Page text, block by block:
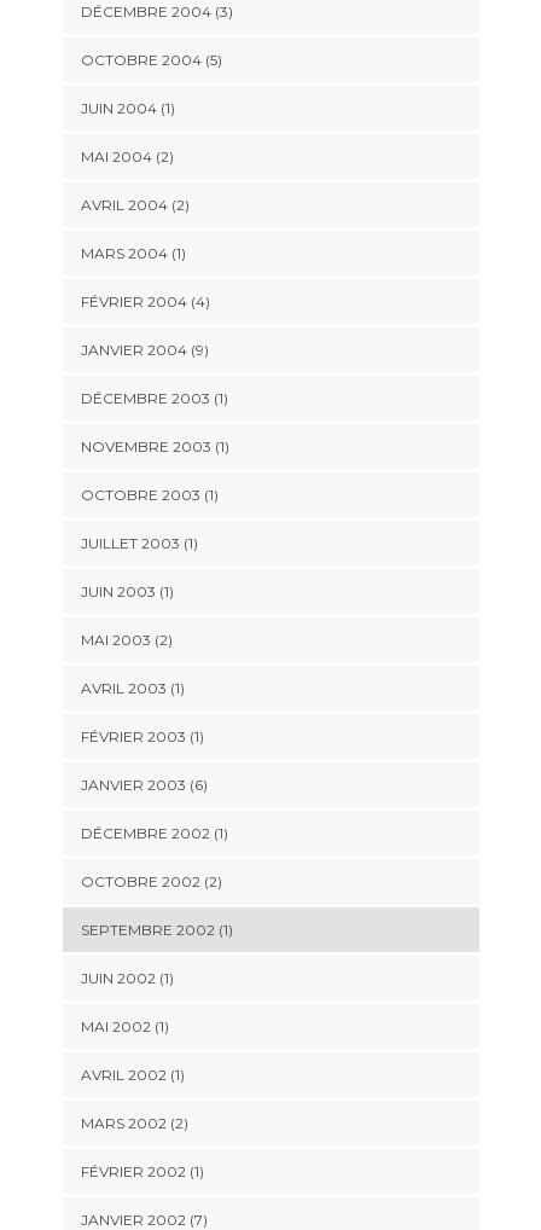
DÉCEMBRE 2004 (3)
OCTOBRE 2004 (5)
JUIN 2004 (1)
MAI 2004 (2)
AVRIL 2004 (2)
MARS 2004 (1)
FÉVRIER 2004 (4)
JANVIER 2004 (9)
DÉCEMBRE 2003 (1)
NOVEMBRE 2003 (1)
OCTOBRE 2003 (1)
JUILLET 2003 (1)
JUIN 2003 (1)
MAI 2003 (2)
AVRIL 2003 (1)
FÉVRIER 2003 (1)
JANVIER 2003 (6)
DÉCEMBRE 2002 (1)
OCTOBRE 2002 (2)
SEPTEMBRE 2002 (1)
JUIN 2002 (1)
MAI 2002 (1)
AVRIL 2002 (1)
MARS 2002 (2)
FÉVRIER 2002 (1)
JANVIER 2002 (7)